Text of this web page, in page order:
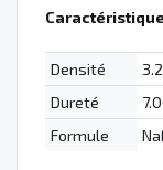
Densité
Dureté
Formule